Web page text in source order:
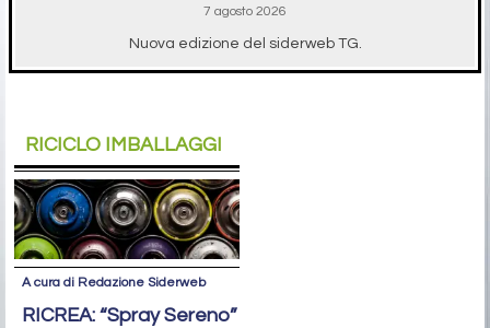
7 agosto 2026
Nuova edizione del siderweb TG.
RICICLO IMBALLAGGI
A cura di Redazione Siderweb
RICREA: “Spray Sereno”